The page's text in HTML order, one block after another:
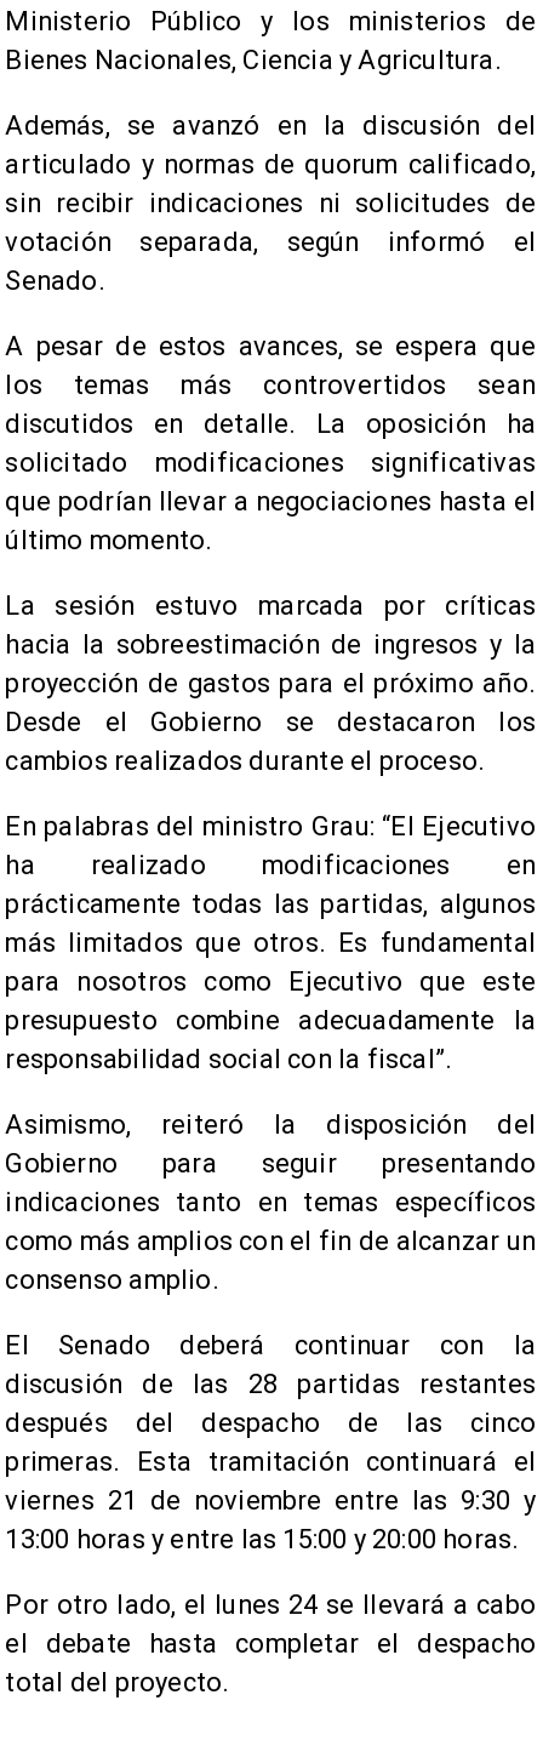
Ministerio Público y los ministerios de
Bienes Nacionales, Ciencia y Agricultura.
Además, se avanzó en la discusión del
articulado y normas de quorum calificado,
sin recibir indicaciones ni solicitudes de
votación separada, según informó el
Senado.
A pesar de estos avances, se espera que
los temas más controvertidos sean
discutidos en detalle. La oposición ha
solicitado modificaciones significativas
que podrían llevar a negociaciones hasta el
último momento.
La sesión estuvo marcada por críticas
hacia la sobreestimación de ingresos y la
proyección de gastos para el próximo año.
Desde el Gobierno se destacaron los
cambios realizados durante el proceso.
En palabras del ministro Grau: “El Ejecutivo
ha realizado modificaciones en
prácticamente todas las partidas, algunos
más limitados que otros. Es fundamental
para nosotros como Ejecutivo que este
presupuesto combine adecuadamente la
responsabilidad social con la fiscal”.
Asimismo, reiteró la disposición del
Gobierno para seguir presentando
indicaciones tanto en temas específicos
como más amplios con el fin de alcanzar un
consenso amplio.
El Senado deberá continuar con la
discusión de las 28 partidas restantes
después del despacho de las cinco
primeras. Esta tramitación continuará el
viernes 21 de noviembre entre las 9:30 y
13:00 horas y entre las 15:00 y 20:00 horas.
Por otro lado, el lunes 24 se llevará a cabo
el debate hasta completar el despacho
total del proyecto.